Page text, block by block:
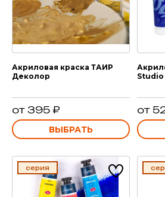
Акриловая краска ТАИР
Деколор
от 395 ₽
ВЫБРАТЬ
Studio
от
серия